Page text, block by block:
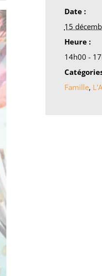
Date :
15
Heure :
14h00 -
Famille,